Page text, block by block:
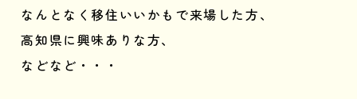
なんとなく移住いいかもで来場した方、
高知県に興味ありな方、
などなど・・・